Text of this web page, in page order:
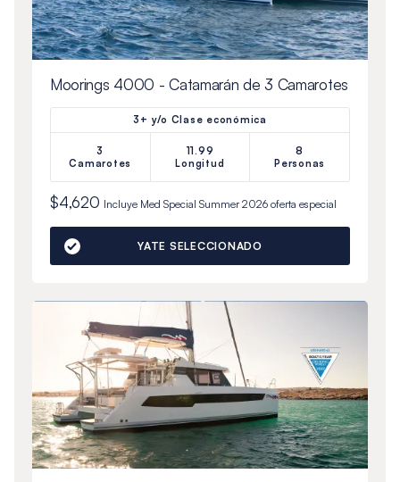
Moorings 4000 - Catamarán de 3 Camarotes
3+ y/o Clase económica
3
Camarotes
11.99
Longitud
8
Personas
$4,620 Incluye Med Special Summer 2026oferta especial
YATE SELECCIONADO